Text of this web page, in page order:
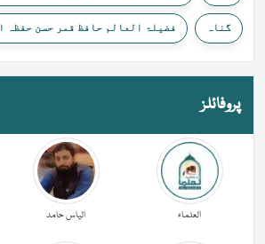
گناہ فضیلۃ العالم حافظ قمر حسن حفظہ
پروفائلز
العلماء الیاس حامد